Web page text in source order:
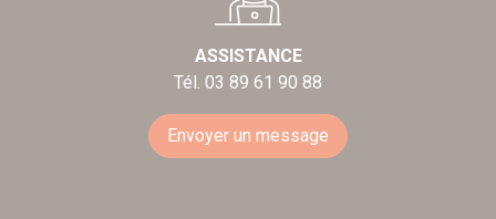
ASSISTANCE
Tél. 03 89 61 90 88
Envoyer un message